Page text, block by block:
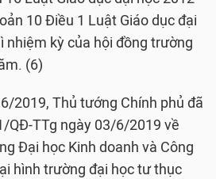
10 Điều 1 Luật Giáo dục đại
nhiệm kỳ của hội đồng trường
(6)
2019, Thủ tướng Chính phủ đã
QĐ-TTg ngày 03/6/2019 về
Đại học Kinh doanh và Công
hình trường đại học tư thục